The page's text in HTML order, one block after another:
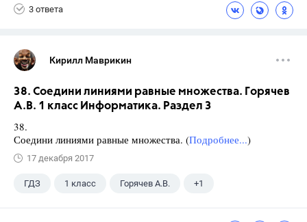
3 ответа
Кирилл Маврикин
38. Соедини линиями равные множества. Горячев
А.В. 1 класс Информатика. Раздел 3
38.
Соедини линиями равные множества. (Подробнее...)
17 декабря 2017
ГДЗ 1 класс Горячев А.В. +1